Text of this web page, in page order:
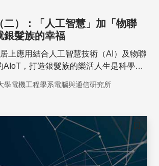
二）：「人工智慧」加「物聯
銀髮族的幸福
上應用結合人工智慧技術（AI）及物聯
AIoT，打造銀髮族的樂活人生是科學人
學電機工程學系電腦與通信研究所
儲存